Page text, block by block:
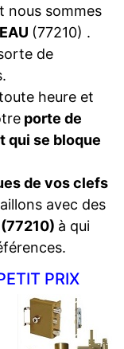
nous sommes
(77210) .
de
heure et
porte de
qui se bloque
de vos clefs
avec des
à qui
PRIX